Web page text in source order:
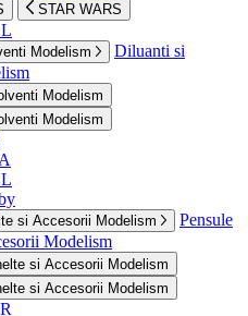
STAR WARS
Modelism
Diluanti si
Modelism
Modelism
si Accesorii Modelism
Pensule
Modelism
si Accesorii Modelism
si Accesorii Modelism